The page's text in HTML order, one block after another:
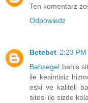
Ten komentarz
Odpowiedz
Betebet 2:23 PM
Bahsegel bahis
ile kesintisiz
eski ve kaliteli
sitesi ile sizde